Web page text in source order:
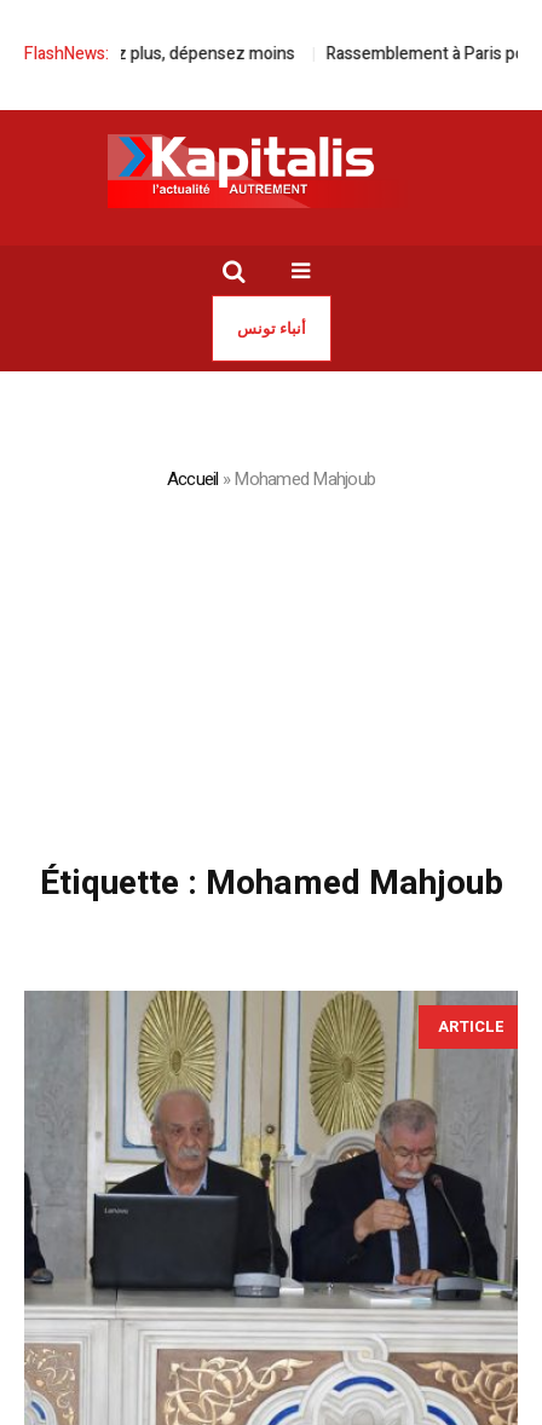
FlashNews:
roulez plus, dépensez moins Rassemblement à Paris pour la
أنباء تونس
Accueil »Mohamed Mahjoub
Étiquette : Mohamed Mahjoub
ARTICLE